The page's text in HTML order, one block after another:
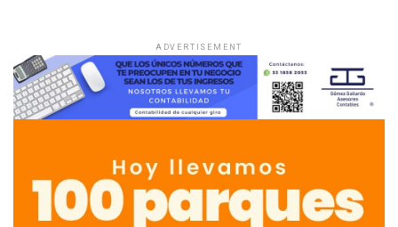
ADVERTISEMENT